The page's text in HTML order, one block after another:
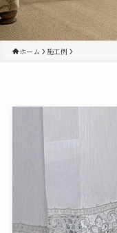
ホーム 施工例